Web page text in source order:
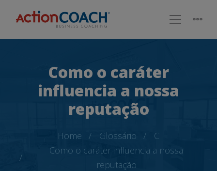
Como o caráter
influencia a nossa
reputação
Home Glossário
C
Como o caráter influencia a nossa
reputação